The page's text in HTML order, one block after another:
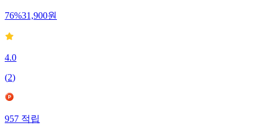
76%31,900원
4.0
(2)
957 적립